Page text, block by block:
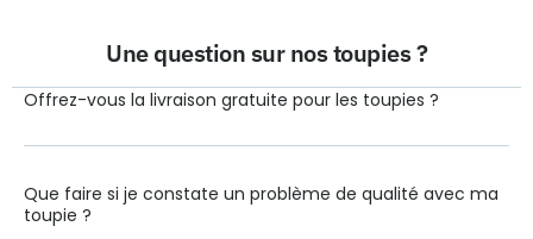
Une question sur nos toupies ?
Offrez-vous la livraison gratuite pour les toupies ?
Que faire si je constate un problème de qualité avec ma
toupie ?